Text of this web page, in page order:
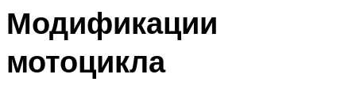
Модификации
мотоцикла